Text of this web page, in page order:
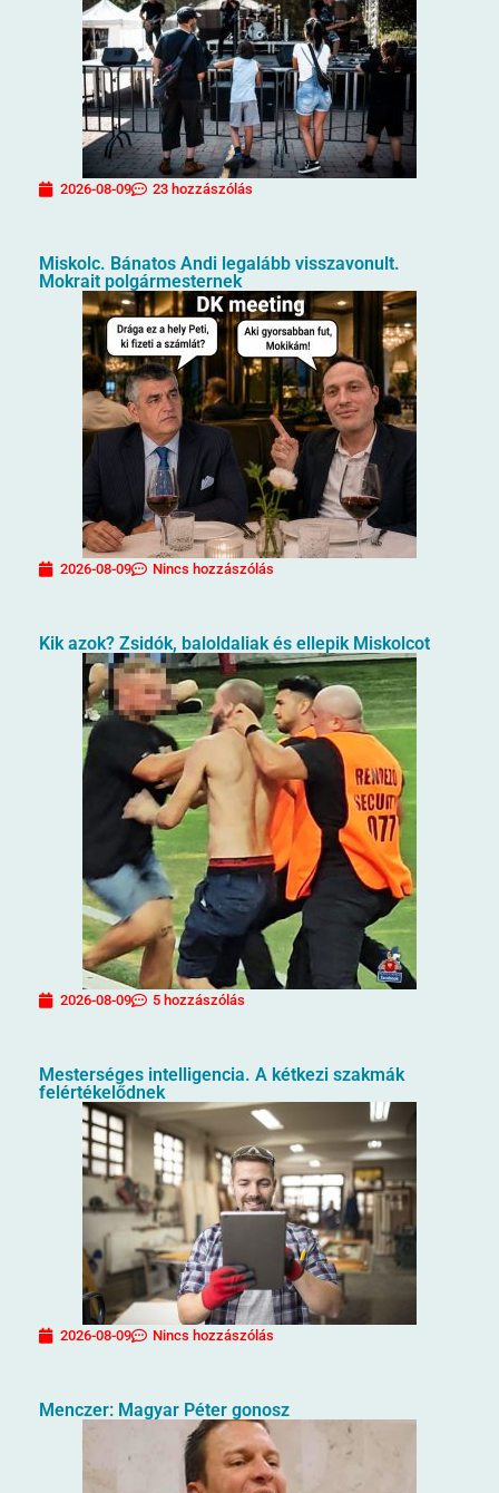
2026-08-09 23 hozzászólás
Miskolc. Bánatos Andi legalább visszavonult.
Mokrait polgármesternek
2026-08-09 Nincs hozzászólás
Kik azok? Zsidók, baloldaliak és ellepik Miskolcot
2026-08-09 5 hozzászólás
Mesterséges intelligencia. A kétkezi szakmák
felértékelődnek
2026-08-09 Nincs hozzászólás
Menczer: Magyar Péter gonosz